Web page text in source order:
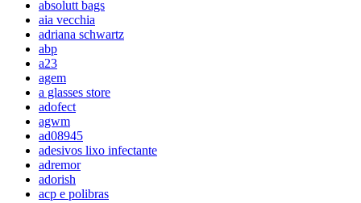
absolutt bags
aia vecchia
adriana schwartz
abp
a23
agem
a glasses store
adofect
agwm
ad08945
adesivos lixo infectante
adremor
adorish
acp e polibras